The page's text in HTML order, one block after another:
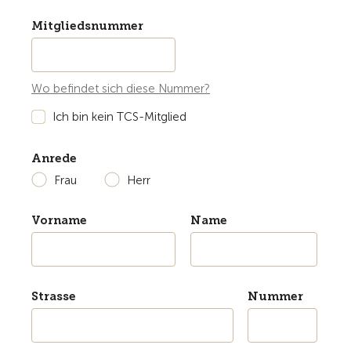
Mitgliedsnummer
Wo befindet sich diese Nummer?
Ich bin kein TCS-Mitglied
Anrede
Frau
Herr
Vorname Name
Strasse Nummer